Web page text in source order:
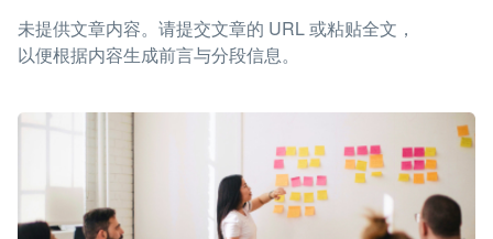
未提供文章内容。请提交文章的 URL 或粘贴全文，
以便根据内容生成前言与分段信息。